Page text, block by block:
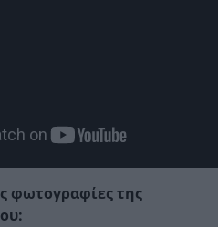
φωτογραφίες της